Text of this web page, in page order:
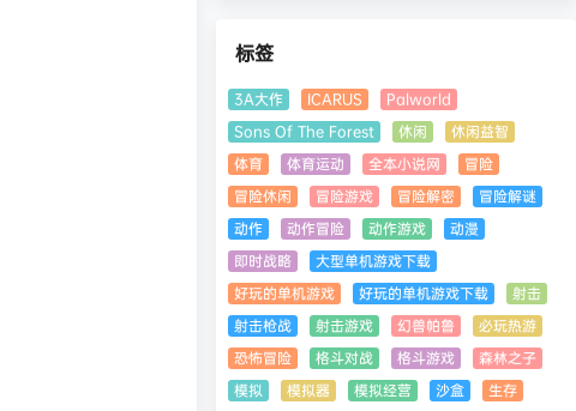
标签
3A大作 ICARUS
Palworld
Sons Of The Forest
休闲
休闲益智
体育
体育运动 全本小说网
冒险
冒险休闲
冒险游戏 冒险解密
冒险解谜
动作
动作冒险 动作游戏
动漫
即时战略
大型单机游戏下载
好玩的单机游戏
好玩的单机游戏下载
射击
射击枪战
射击游戏 幻兽帕鲁
必玩热游
恐怖冒险
格斗对战 格斗游戏
森林之子
模拟
模拟器 模拟经营 沙盒
生存